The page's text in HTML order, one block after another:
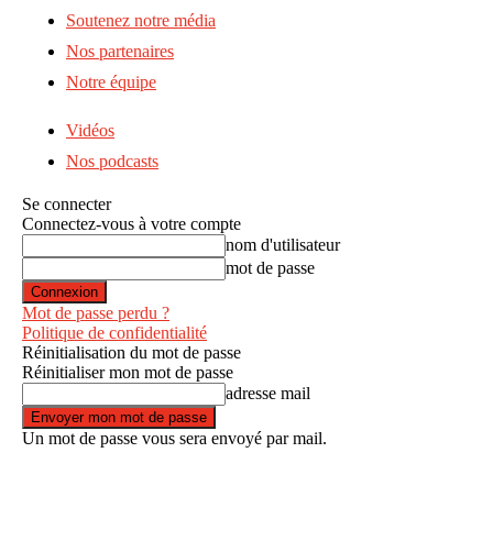
Soutenez notre média
Nos partenaires
Notre équipe
Vidéos
Nos podcasts
Se connecter
Connectez-vous à votre compte
nom d'utilisateur
mot de passe
Mot de passe perdu ?
Politique de confidentialité
Réinitialisation du mot de passe
Réinitialiser mon mot de passe
adresse mail
Un mot de passe vous sera envoyé par mail.